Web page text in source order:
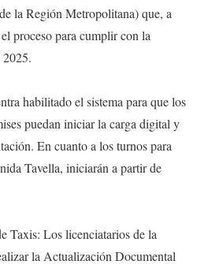
la Región Metropolitana) que, a
proceso para cumplir con la
habilitado el sistema para que los
puedan iniciar la carga digital y
En cuanto a los turnos para
Tavella, iniciarán a partir de
Taxis: Los licenciatarios de la
la Actualización Documental